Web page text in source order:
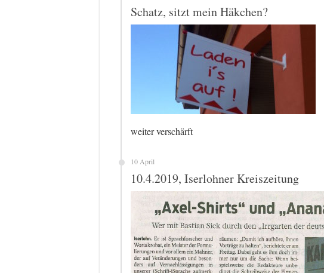
Schatz, sitzt mein Häkchen?
weiter verschärft
10 April
10.4.2019, Iserlohner Kreiszeitung